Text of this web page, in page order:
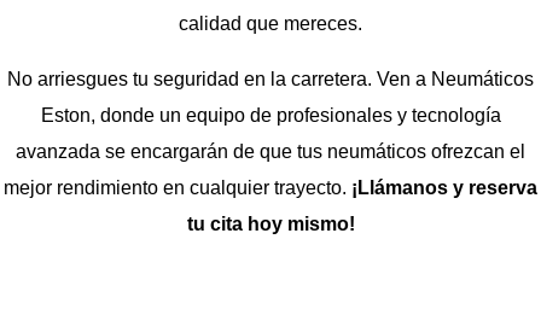
calidad que mereces.
No arriesgues tu seguridad en la carretera. Ven a Neumáticos
Eston, donde un equipo de profesionales y tecnología
avanzada se encargarán de que tus neumáticos ofrezcan el
mejor rendimiento en cualquier trayecto. ¡Llámanos y reserva
tu cita hoy mismo!